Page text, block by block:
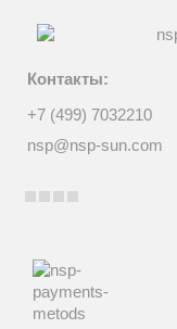
Контакты:
+7 (499) 7032210
nsp@nsp-sun.com